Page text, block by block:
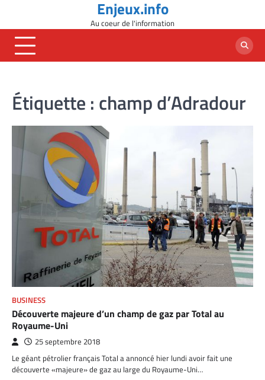
content
Enjeux.info
Au coeur de l'information
Étiquette : champ d’Adradour
BUSINESS
Découverte majeure d’un champ de gaz par Total au
Royaume-Uni
25 septembre 2018
Le géant pétrolier français Total a annoncé hier lundi avoir fait une
découverte «majeure» de gaz au large du Royaume-Uni…